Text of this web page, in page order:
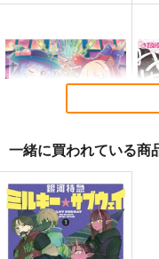
1,430円（税込）
東方Project
サンプル
カート
東
ぶちあげアップデー
ト！3
Rolling Contact
一緒に買われている商